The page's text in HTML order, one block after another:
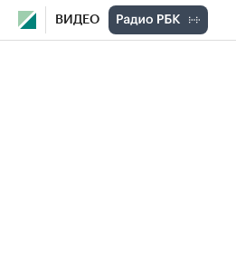
ВИДЕО